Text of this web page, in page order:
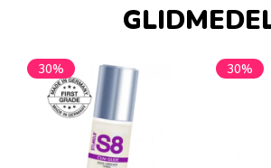
30% 30%